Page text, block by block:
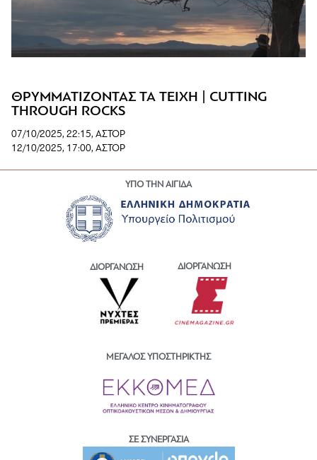
ΘΡΥΜΜΑΤΙΖΟΝΤΑΣ ΤΑ ΤΕΙΧΗ | CUTTING
THROUGH ROCKS
07/10/2025, 22:15, ΑΣΤΟΡ
12/10/2025, 17:00, ΑΣΤΟΡ
ΥΠΟ ΤΗΝ ΑΙΓΙΔΑ
ΔΙΟΡΓΑΝΩΣΗ ΔΙΟΡΓΑΝΩΣΗ
ΜΕΓΑΛΟΣ ΥΠΟΣΤΗΡΙΚΤΗΣ
ΣΕ ΣΥΝΕΡΓΑΣΙΑ